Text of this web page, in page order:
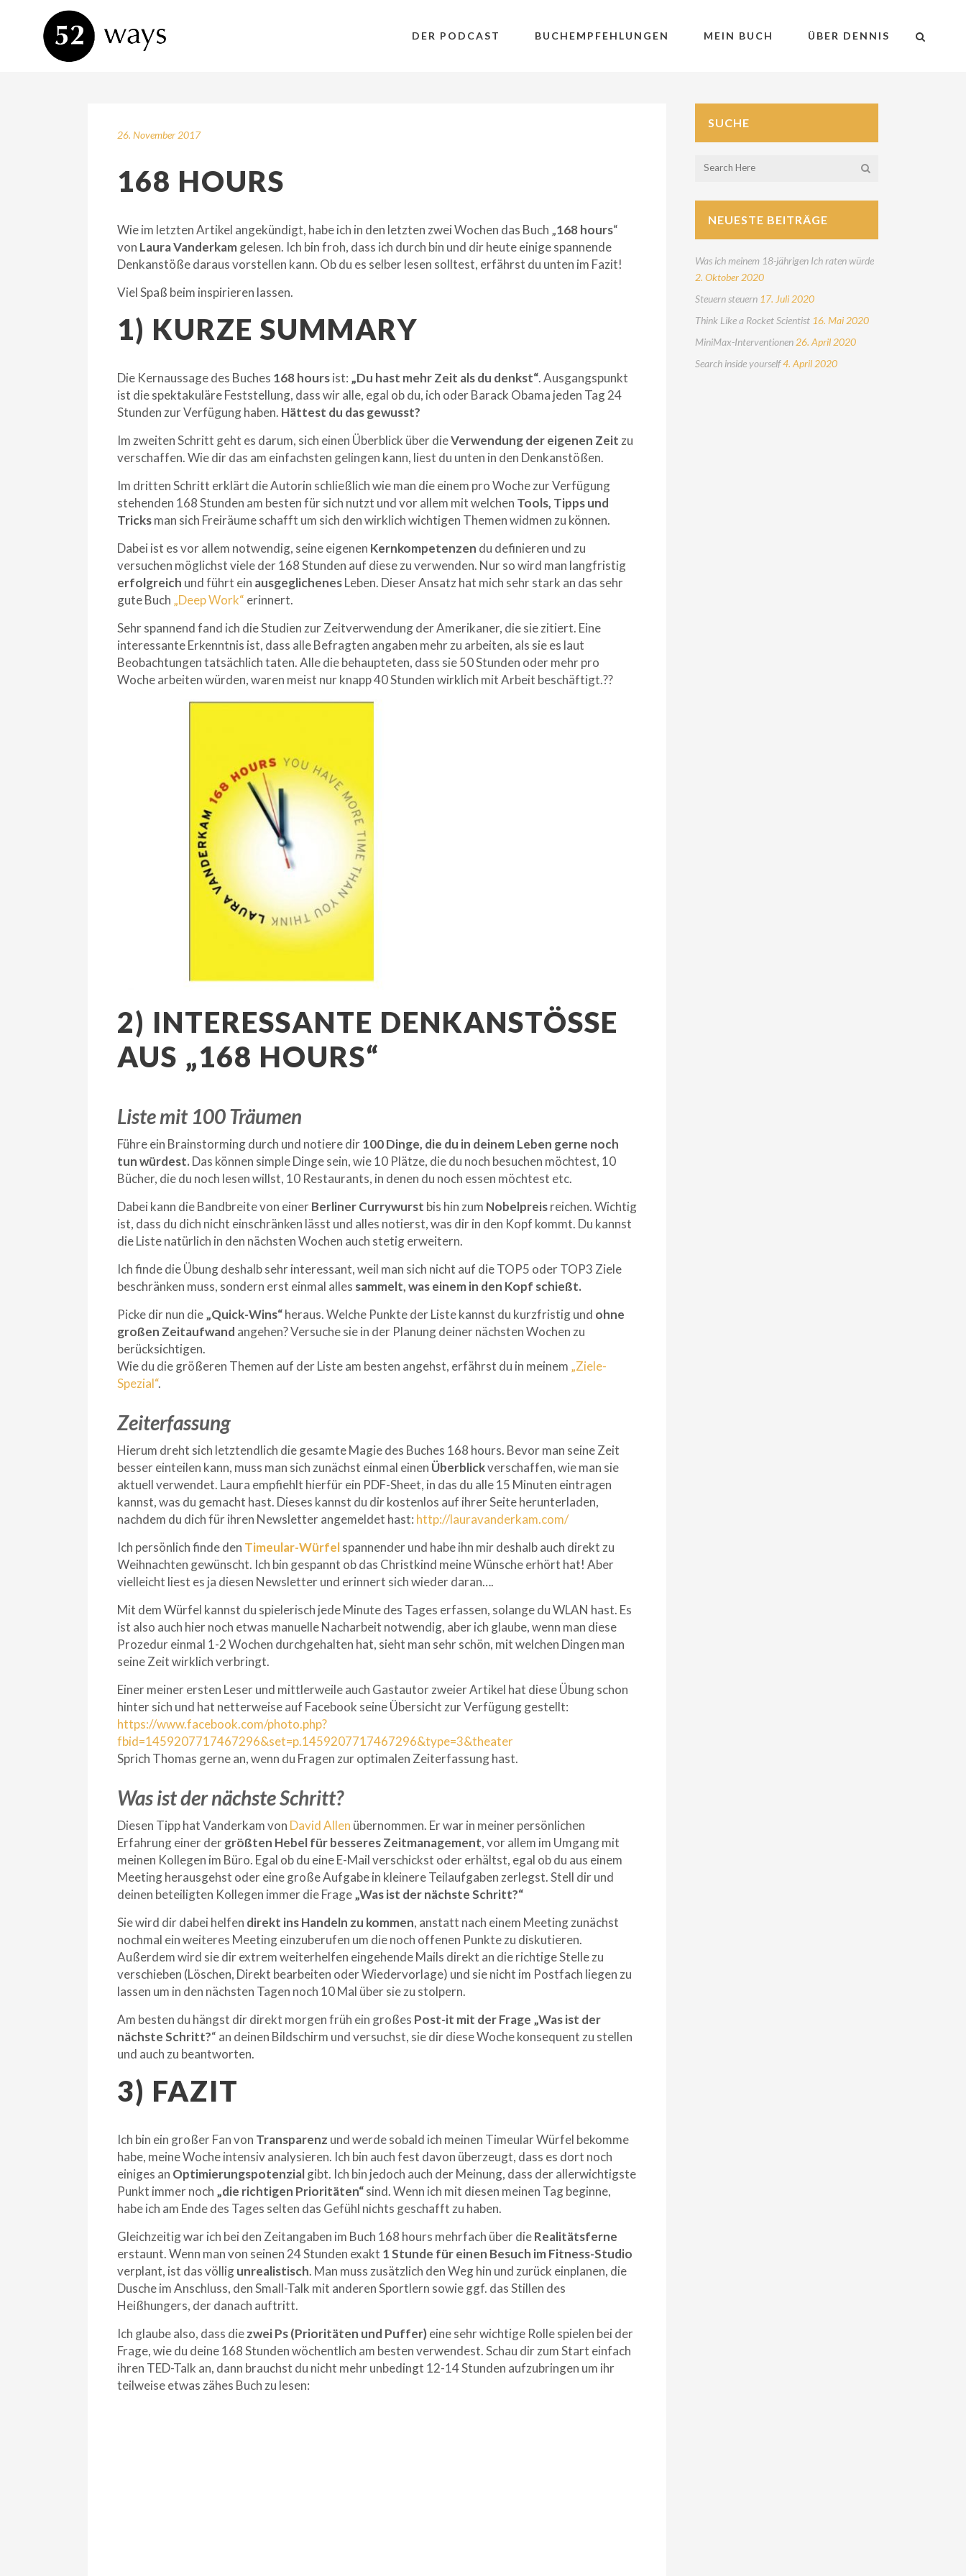
DER PODCAST BUCHEMPFEHLUNGEN MEIN BUCH ÜBER DENNIS
26. November 2017
168 HOURS
Wie im letzten Artikel angekündigt, habe ich in den letzten zwei Wochen das Buch „168 hours“
von Laura Vanderkamgelesen. Ich bin froh, dass ich durch bin und dir heute einige spannende
Denkanstöße daraus vorstellen kann. Ob du es selber lesen solltest, erfährst du unten im Fazit!
Viel Spaß beim inspirieren lassen.
1) KURZE SUMMARY
Die Kernaussage des Buches 168 hoursist: „Du hast mehr Zeit als du denkst“. Ausgangspunkt
ist die spektakuläre Feststellung, dass wir alle, egal ob du, ich oder Barack Obama jeden Tag 24
Stunden zur Verfügung haben. Hättest du das gewusst?
Im zweiten Schritt geht es darum, sich einen Überblick über dieVerwendung der eigenen Zeit zu
verschaffen. Wie dir das am einfachsten gelingen kann, liest du unten in den Denkanstößen.
Im dritten Schritt erklärt die Autorin schließlich wie man die einem pro Woche zur Verfügung
stehenden 168 Stunden am besten für sich nutzt und vor allem mit welchen Tools, Tipps und
Tricksman sich Freiräume schafft um sich den wirklich wichtigen Themen widmen zu können.
Dabei ist es vor allem notwendig, seine eigenen Kernkompetenzen du definieren und zu
versuchen möglichst viele der 168 Stunden auf diese zu verwenden. Nur so wird man langfristig
erfolgreich und führt ein ausgeglichenesLeben. Dieser Ansatz hat mich sehr stark an das sehr
gute Buch „Deep Work“ erinnert.
Sehr spannend fand ich die Studien zur Zeitverwendung der Amerikaner, die sie zitiert. Eine
interessante Erkenntnis ist, dass alle Befragten angaben mehr zu arbeiten, als sie es laut
Beobachtungen tatsächlich taten. Alle die behaupteten, dass sie 50 Stunden oder mehr pro
Woche arbeiten würden, waren meist nur knapp 40 Stunden wirklich mit Arbeit beschäftigt.??
2) INTERESSANTE DENKANSTÖSSE A
US „168 HOURS“
Liste mit 100 Träumen
Führe ein Brainstorming durch und notiere dir100 Dinge, die du in deinem Leben gerne noch
tun würdest. Das können simple Dinge sein, wie 10 Plätze, die du noch besuchen möchtest, 10
Bücher, die du noch lesen willst, 10 Restaurants, in denen du noch essen möchtest etc.
Dabei kann die Bandbreite von einerBerliner Currywurst bis hin zum Nobelpreisreichen. Wichtig
ist, dass du dich nicht einschränken lässt und alles notierst, was dir in den Kopf kommt. Du kannst
die Liste natürlich in den nächsten Wochen auch stetig erweitern.
Ich finde die Übung deshalb sehr interessant, weil man sich nicht auf die TOP5 oder TOP3 Ziele
beschränken muss, sondern erst einmal alles sammelt, was einem in den Kopf schießt.
Picke dir nun die„Quick-Wins“heraus. Welche Punkte der Liste kannst du kurzfristig und ohne
großen Zeitaufwand angehen? Versuche sie in der Planung deiner nächsten Wochen zu
berücksichtigen.
Wie du die größeren Themen auf der Liste am besten angehst, erfährst du in meinem „Ziele-
Spezial“.
Zeiterfassung
Hierum dreht sich letztendlich die gesamte Magie des Buches 168 hours. Bevor man seine Zeit
besser einteilen kann, muss man sich zunächst einmal einen Überblickverschaffen, wie man sie
aktuell verwendet. Laura empfiehlt hierfür ein PDF-Sheet, in das du alle 15 Minuten eintragen
kannst, was du gemacht hast. Dieses kannst du dir kostenlos auf ihrer Seite herunterladen,
nachdem du dich für ihren Newsletter angemeldet hast: http://lauravanderkam.com/
Ich persönlich finde den Timeular-Würfelspannender und habe ihn mir deshalb auch direkt zu
Weihnachten gewünscht. Ich bin gespannt ob das Christkind meine Wünsche erhört hat! Aber
vielleicht liest es ja diesen Newsletter und erinnert sich wieder daran….
Mit dem Würfel kannst du spielerisch jede Minute des Tages erfassen, solange du WLAN hast. Es
ist also auch hier noch etwas manuelle Nacharbeit notwendig, aber ich glaube, wenn man diese
Prozedur einmal 1-2 Wochen durchgehalten hat, sieht man sehr schön, mit welchen Dingen man
seine Zeit wirklich verbringt.
Einer meiner ersten Leser und mittlerweile auch Gastautor zweier Artikel hat diese Übung schon
hinter sich und hat netterweise auf Facebook seine Übersicht zur Verfügung gestellt:
https://www.facebook.com/photo.php?
fbid=1459207717467296&set=p.1459207717467296&type=3&theater
Sprich Thomas gerne an, wenn du Fragen zur optimalen Zeiterfassung hast.
Was ist der nächste Schritt?
Diesen Tipp hat Vanderkam von David Allen übernommen. Er war in meiner persönlichen
Erfahrung einer dergrößten Hebel für besseres Zeitmanagement, vor allem im Umgang mit
meinen Kollegen im Büro. Egal ob du eine E-Mail verschickst oder erhältst, egal ob du aus einem
Meeting herausgehst oder eine große Aufgabe in kleinere Teilaufgaben zerlegst. Stell dir und
deinen beteiligten Kollegen immer die Frage„Was ist der nächste Schritt?“
Sie wird dir dabei helfen direkt ins Handeln zu kommen, anstatt nach einem Meeting zunächst
nochmal ein weiteres Meeting einzuberufen um die noch offenen Punkte zu diskutieren.
Außerdem wird sie dir extrem weiterhelfen eingehende Mails direkt an die richtige Stelle zu
verschieben (Löschen, Direkt bearbeiten oder Wiedervorlage) und sie nicht im Postfach liegen zu
lassen um in den nächsten Tagen noch 10 Mal über sie zu stolpern.
Am besten du hängst dir direkt morgen früh ein großes Post-it mit der Frage „Was ist der
nächste Schritt?“ an deinen Bildschirm und versuchst, sie dir diese Woche konsequent zu stellen
und auch zu beantworten.
3) FAZIT
Ich bin ein großer Fan von Transparenz und werde sobald ich meinen Timeular Würfel bekomme
habe, meine Woche intensiv analysieren. Ich bin auch fest davon überzeugt, dass es dort noch
einiges an Optimierungspotenzialgibt. Ich bin jedoch auch der Meinung, dass der allerwichtigste
Punkt immer noch „die richtigen Prioritäten“sind. Wenn ich mit diesen meinen Tag beginne,
habe ich am Ende des Tages selten das Gefühl nichts geschafft zu haben.
Gleichzeitig war ich bei den Zeitangaben im Buch 168 hours mehrfach über dieRealitätsferne
erstaunt. Wenn man von seinen 24 Stunden exakt 1 Stunde für einen Besuch im Fitness-Studio
verplant, ist das völligunrealistisch. Man muss zusätzlich den Weg hin und zurück einplanen, die
Dusche im Anschluss, den Small-Talk mit anderen Sportlern sowie ggf. das Stillen des
Heißhungers, der danach auftritt.
Ich glaube also, dass diezwei Ps (Prioritäten und Puffer)eine sehr wichtige Rolle spielen bei der
Frage, wie du deine 168 Stunden wöchentlich am besten verwendest. Schau dir zum Start einfach
ihren TED-Talk an, dann brauchst du nicht mehr unbedingt 12-14 Stunden aufzubringen um ihr
teilweise etwas zähes Buch zu lesen:
SUCHE
NEUESTE BEITRÄGE
Was ich meinem 18-jährigen Ich raten würde
2. Oktober 2020
Steuern steuern 17. Juli 2020
Think Like a Rocket Scientist 16. Mai 2020
MiniMax-Interventionen 26. April 2020
Search inside yourself4. April 2020